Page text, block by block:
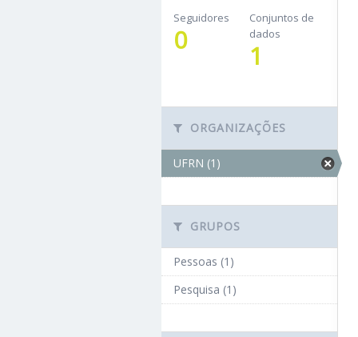
Seguidores
0
Conjuntos de
dados
1
ORGANIZAÇÕES
UFRN (1)
GRUPOS
Pessoas (1)
Pesquisa (1)